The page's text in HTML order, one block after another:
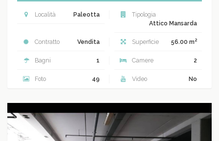
Località Paleotta
Tipologia
Attico Mansarda
Contratto Vendita Superficie 56.00 m2
Bagni 1 Camere 2
Foto 49 Video No